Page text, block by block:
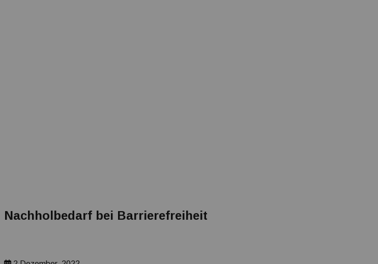
Nachholbedarf bei Barrierefreiheit